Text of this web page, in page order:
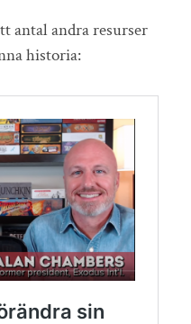
antal andra resurser
historia: